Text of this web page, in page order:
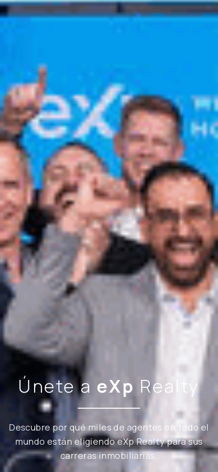
Únete a eXp Realty
Descubre por qué miles de agentes en todo el
mundo están eligiendo eXp Realty para sus
carreras inmobiliarias.